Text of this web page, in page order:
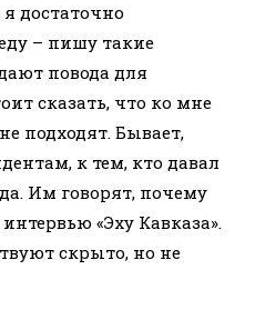
достаточно
– пишу такие
повода для
сказать, что ко мне
подходят. Бывает,
к тем, кто давал
Им говорят, почему
«Эху Кавказа».
скрыто, но не